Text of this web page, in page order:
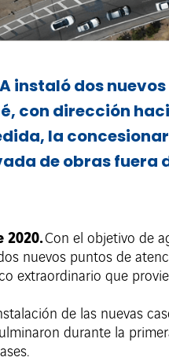
instaló dos
con dirección
la
de obras fuera
2020.Con el objetivo de
nuevos puntos de
extraordinario que
de las nuevas
durante la